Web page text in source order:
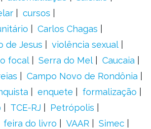
cursos
Carlos Chagas
de Jesus
violência sexual
focal Serra do Mel
Caucaia
Campo Novo de Rondônia
enquete
formalização
TCE-RJ
Petrópolis
feira do livro VAAR
Simec